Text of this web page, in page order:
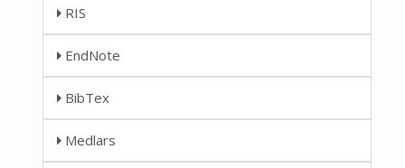
RIS
EndNote
BibTex
Medlars